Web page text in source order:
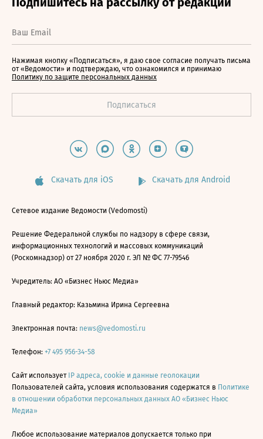
Нажимая кнопку «Подписаться», я даю свое согласие получать письма
от «Ведомости» и подтверждаю, что ознакомился и принимаю
Политику по защите персональных данных
Скачать для iOS Скачать для Android
Сетевое издание Ведомости (Vedomosti)
Решение Федеральной службы по надзору в сфере связи,
информационных технологий и массовых коммуникаций
(Роскомнадзор) от 27 ноября 2020 г. ЭЛ № ФС 77-79546
Учредитель: АО «Бизнес Ньюс Медиа»
Главный редактор: Казьмина Ирина Сергеевна
Электронная почта: news@vedomosti.ru
Телефон: +7 495 956-34-58
Сайт использует IP адреса, cookie и данные геолокации
Пользователей сайта, условия использования содержатся в Политике
в отношении обработки персональных данных АО «Бизнес Ньюс
Медиа»
Любое использование материалов допускается только при